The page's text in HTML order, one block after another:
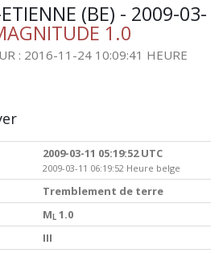
(BE) - 2009-03-
1.0
: 2016-11-24 10:09:41 HEURE
2009-03-11 05:19:52 UTC
2009-03-11 06:19:52 Heure belge
Tremblement de terre
M L 1.0
III